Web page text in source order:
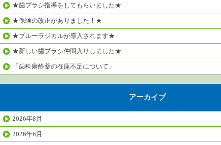
★歯ブラシ指導をしてもらいました★
★保険の改正がありました！★
★ブルーラジカルが導入されます★
★新しい歯ブラシ仲間入りしました★
「歯科麻酔薬の在庫不足について」
アーカイブ
2026年8月
2026年6月